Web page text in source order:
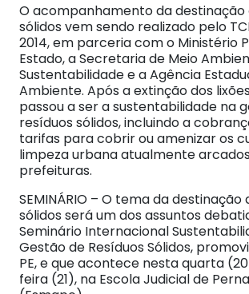
O acompanhamento da destinação
sólidos vem sendo realizado pelo
2014, em parceria com o Ministério
Estado, a Secretaria de Meio
Sustentabilidade e a Agência
Ambiente. Após a extinção dos
passou a ser a sustentabilidade na
resíduos sólidos, incluindo a
tarifas para cobrir ou amenizar os
limpeza urbana atualmente
prefeituras.
SEMINÁRIO – O tema da destinação
sólidos será um dos assuntos
Seminário Internacional
Gestão de Resíduos Sólidos,
PE, e que acontece nesta quarta
feira (21), na Escola Judicial de